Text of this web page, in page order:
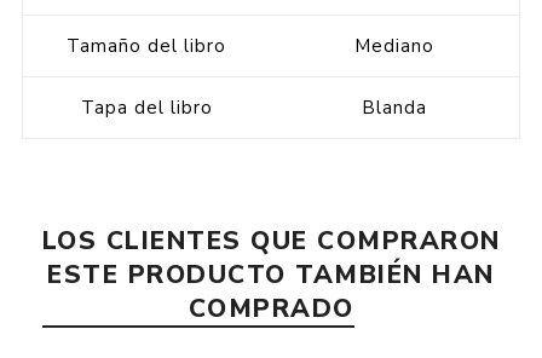
Tamaño del libro Mediano
Tapa del libro Blanda
LOS CLIENTES QUE COMPRARON
ESTE PRODUCTO TAMBIÉN HAN
COMPRADO